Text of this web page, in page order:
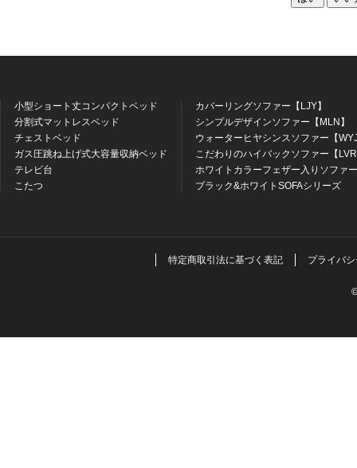
小型ショート丈コンパクトベッド
分割式マットレスベッド
チェストベッド
ガス圧跳ね上げ式大容量収納ベッド
テレビ台
こたつ
カバーリングソファー【LJY】
シンプルデザインソファー【MLN】
ウォーターヒヤシンスソファー【
こだわりのハイバックソファー【
ホワイトカラーフェザー入りソファ
ブラック&ホワイトSOFAシリーズ
特定商取引法に基づく表記 プライバ